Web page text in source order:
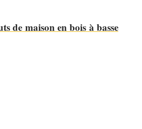
de maison en bois à basse